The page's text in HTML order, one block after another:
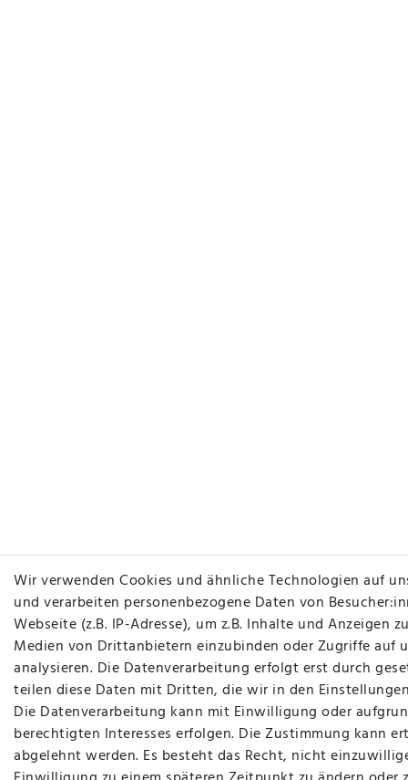
Wir verwenden Cookies und ähnliche Technologien auf
und verarbeiten personenbezogene Daten von
Webseite (z.B. IP-Adresse), um z.B. Inhalte und Anzeigen
Medien von Drittanbietern einzubinden oder Zugriffe auf
analysieren. Die Datenverarbeitung erfolgt erst durch
teilen diese Daten mit Dritten, die wir in den
Die Datenverarbeitung kann mit Einwilligung oder
berechtigten Interesses erfolgen. Die Zustimmung kann
abgelehnt werden. Es besteht das Recht, nicht